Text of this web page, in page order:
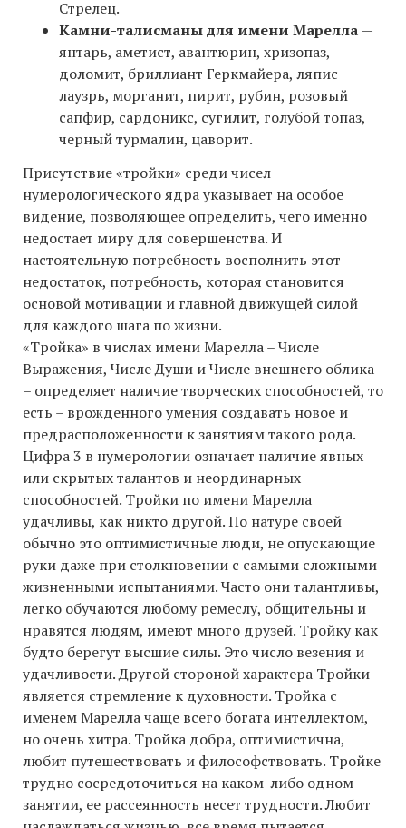
Стрелец.
Камни-талисманы для имени Марелла—
янтарь, аметист, авантюрин, хризопаз,
доломит, бриллиант Геркмайера, ляпис
лаузрь, морганит, пирит, рубин, розовый
сапфир, сардоникс, сугилит, голубой топаз,
черный турмалин, цаворит.
Присутствие «тройки» среди чисел
нумерологического ядра указывает на особое
видение, позволяющее определить, чего именно
недостает миру для совершенства. И
настоятельную потребность восполнить этот
недостаток, потребность, которая становится
основой мотивации и главной движущей силой
для каждого шага по жизни.
«Тройка» в числах имени Марелла – Числе
Выражения, Числе Души и Числе внешнего облика
– определяет наличие творческих способностей, то
есть – врожденного умения создавать новое и
предрасположенности к занятиям такого рода.
Цифра 3 в нумерологии означает наличие явных
или скрытых талантов и неординарных
способностей. Тройки по имени Марелла
удачливы, как никто другой. По натуре своей
обычно это оптимистичные люди, не опускающие
руки даже при столкновении с самыми сложными
жизненными испытаниями. Часто они талантливы,
легко обучаются любому ремеслу, общительны и
нравятся людям, имеют много друзей. Тройку как
будто берегут высшие силы. Это число везения и
удачливости. Другой стороной характера Тройки
является стремление к духовности. Тройка с
именем Марелла чаще всего богата интеллектом,
но очень хитра. Тройка добра, оптимистична,
любит путешествовать и философствовать. Тройке
трудно сосредоточиться на каком-либо одном
занятии, ее рассеянность несет трудности. Любит